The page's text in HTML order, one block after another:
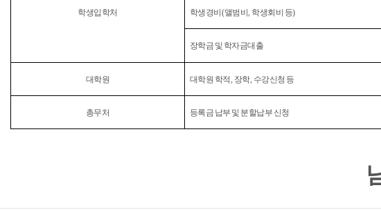
학생입학처 학생경비(앨범비 학생회비 등)
장학금 및 학자금대출
대학원 대학원 학적 장학, 수강신청 등
총무처 등록금 납부 및 분할납부 신청